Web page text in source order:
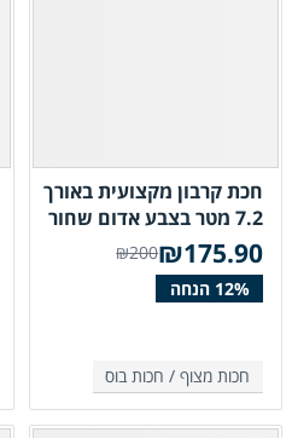
חכת קרבון מקצועית באורך
7.2 מטר בצבע אדום שחור
חכות מצוף / חכות בוס
₪200 175.90
₪